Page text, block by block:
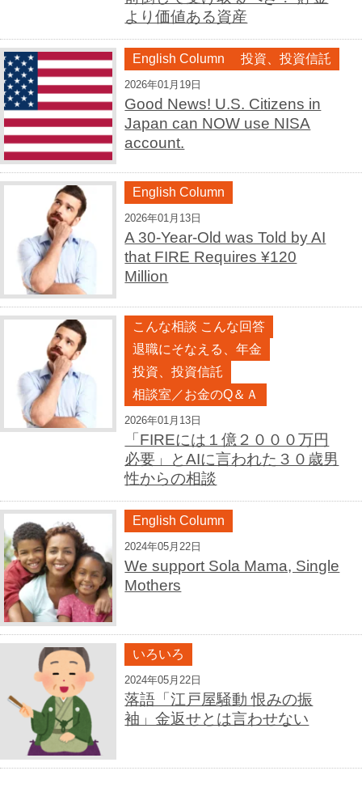
より価値ある資産
English Column 投資、投資信託
2026年01月19日
Good News! U.S. Citizens in
Japan can NOW use NISA
account.
English Column
2026年01月13日
A 30-Year-Old was Told by AI
that FIRE Requires ¥120
Million
こんな相談 こんな回答
退職にそなえる、年金
投資、投資信託
相談室／お金のQ＆Ａ
2026年01月13日
「FIREには１億２０００万円
必要」とAIに言われた３０歳男
性からの相談
English Column
2024年05月22日
We support Sola Mama, Single
Mothers
いろいろ
2024年05月22日
落語「江戸屋騒動 恨みの振
袖」金返せとは言わせない